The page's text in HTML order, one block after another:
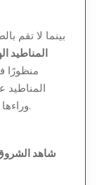
بينما لا تقم
المناطيد
منظورًا
المناطيد
وراءها وديانًا وأقماعًا خيالية ونقاط مشاهدة بانورامية.
شاهد